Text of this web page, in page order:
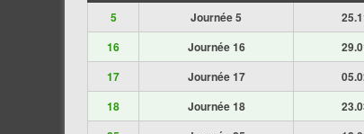
5 Journée 5
16
Journée 16
17
Journée 17
18
Journée 18